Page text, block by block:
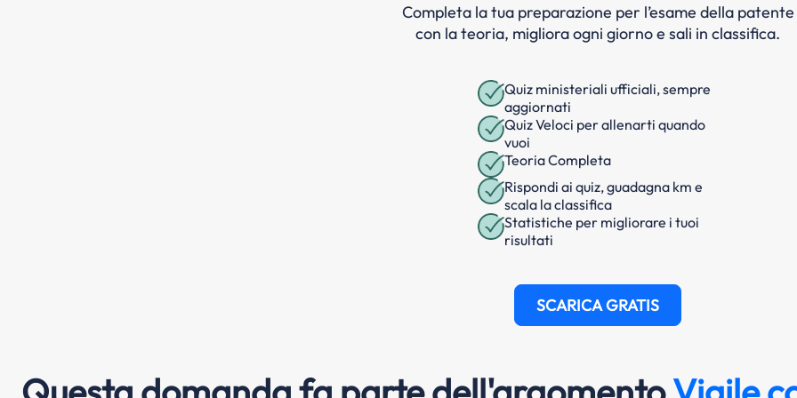
Completa la tua preparazione per l’esame della patente
con la teoria, migliora ogni giorno e sali in classifica.
Quiz ministeriali ufficiali, sempre
aggiornati
Quiz Veloci per allenarti quando
vuoi
Teoria Completa
Rispondi ai quiz, guadagna km e
scala la classifica
Statistiche per migliorare i tuoi
risultati
SCARICA GRATIS